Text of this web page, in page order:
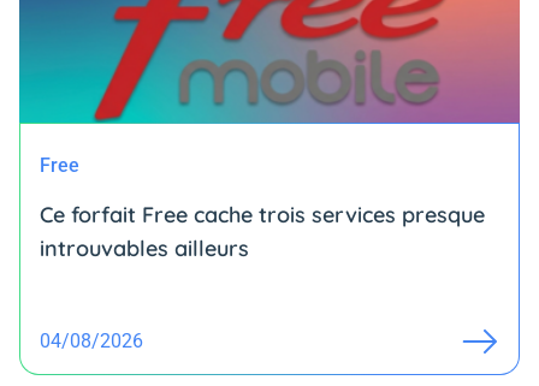
Free
Ce forfait Free cache trois services presque
introuvables ailleurs
04/08/2026